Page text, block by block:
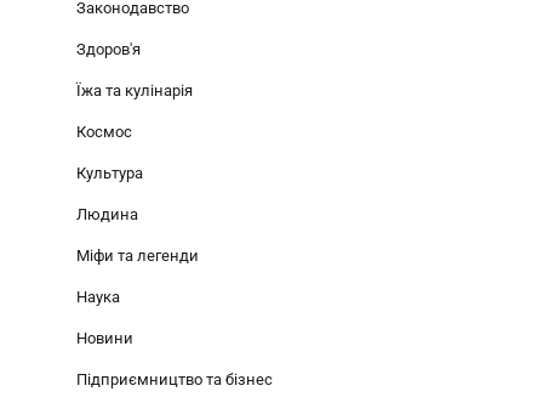
Законодавство
Здоров'я
Їжа та кулінарія
Космос
Культура
Людина
Міфи та легенди
Наука
Новини
Підприємництво та бізнес